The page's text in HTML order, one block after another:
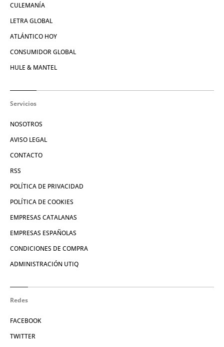
CULEMANÍA
LETRA GLOBAL
ATLÁNTICO HOY
CONSUMIDOR GLOBAL
HULE & MANTEL
Servicios
NOSOTROS
AVISO LEGAL
CONTACTO
RSS
POLÍTICA DE PRIVACIDAD
POLÍTICA DE COOKIES
EMPRESAS CATALANAS
EMPRESAS ESPAÑOLAS
CONDICIONES DE COMPRA
ADMINISTRACIÓN UTIQ
Redes
FACEBOOK
TWITTER